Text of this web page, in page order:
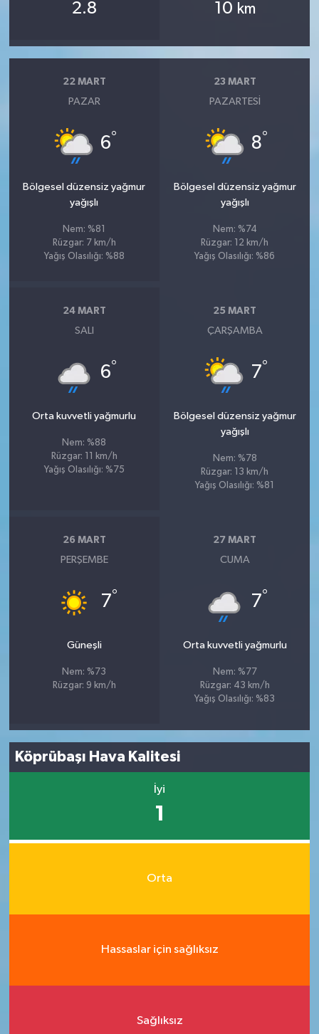
2.8 10 km
22 MART
PAZAR
6°
Bölgesel düzensiz yağmur
yağışlı
Nem: %81
Rüzgar: 7 km/h
Yağış Olasılığı: %88
23 MART
PAZARTESI
8°
Bölgesel düzensiz yağmur
yağışlı
Nem: %74
Rüzgar: 12 km/h
Yağış Olasılığı: %86
24 MART
SALI
6°
Orta kuvvetli yağmurlu
Nem: %88
Rüzgar: 11 km/h
Yağış Olasılığı: %75
25 MART
ÇARŞAMBA
7°
Bölgesel düzensiz yağmur
yağışlı
Nem: %78
Rüzgar: 13 km/h
Yağış Olasılığı: %81
26 MART
PERŞEMBE
7°
Güneşli
Nem: %73
Rüzgar: 9 km/h
27 MART
CUMA
7°
Orta kuvvetli yağmurlu
Nem: %77
Rüzgar: 43 km/h
Yağış Olasılığı: %83
Köprübaşı Hava Kalitesi
İyi
1
Orta
Hassaslar için sağlıksız
Sağlıksız